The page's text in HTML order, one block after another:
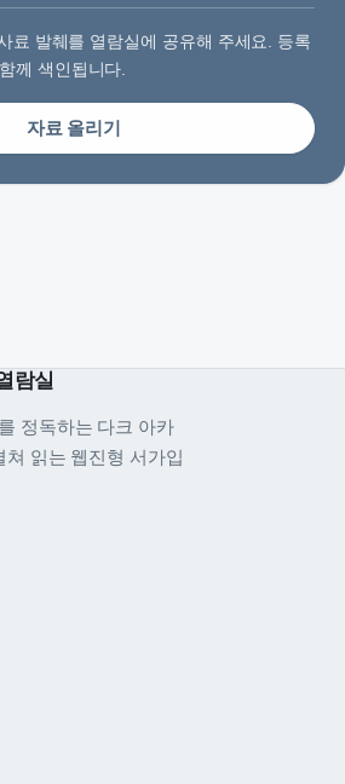
료 발췌를 열람실에 공유해 주세요. 등록
께 색인됩니다.
자료 올리기
실
정독하는 다크 아카
읽는 웹진형 서가입